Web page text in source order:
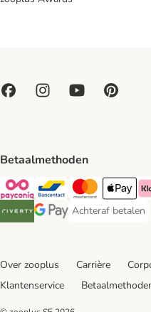
Betaalmethoden
Payconiq Payment Method
Bancontact Payment
MastercardApple Pay
Riverty Payment Method
Google Pay Payment
Achteraf betalen
Achteraf betalen
Over zooplus Carrière
Klantenservice